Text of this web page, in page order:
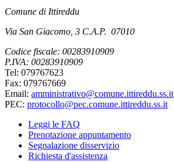
Comune di Ittireddu
Via San Giacomo, 3 C.A.P. 07010
Codice fiscale: 00283910909
P.IVA: 00283910909
Tel: 079767623
Fax: 079767669
Email: amministrativo@comune.ittireddu.ss.it
PEC: protocollo@pec.comune.ittireddu.ss.it
Leggi le FAQ
Prenotazione appuntamento
Segnalazione disservizio
Richiesta d'assistenza